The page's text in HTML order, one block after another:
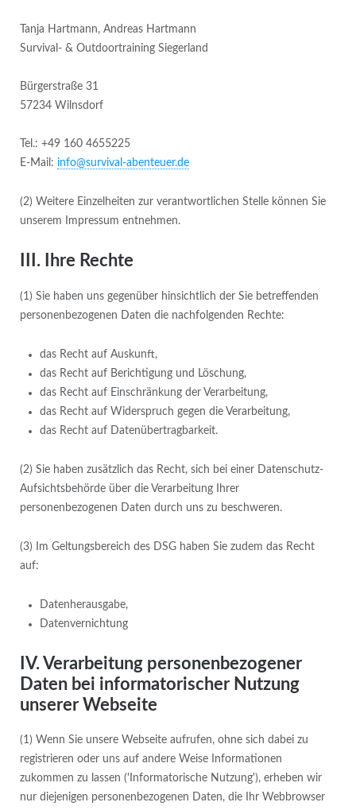
Tanja Hartmann, Andreas Hartmann
Survival- & Outdoortraining Siegerland
Bürgerstraße 31
57234 Wilnsdorf
Tel.: +49 160 4655225
E-Mail: info@survival-abenteuer.de
(2) Weitere Einzelheiten zur verantwortlichen Stelle können Sie
unserem Impressum entnehmen.
III. Ihre Rechte
(1) Sie haben uns gegenüber hinsichtlich der Sie betreffenden
personenbezogenen Daten die nachfolgenden Rechte:
das Recht auf Auskunft,
das Recht auf Berichtigung und Löschung,
das Recht auf Einschränkung der Verarbeitung,
das Recht auf Widerspruch gegen die Verarbeitung,
das Recht auf Datenübertragbarkeit.
(2) Sie haben zusätzlich das Recht, sich bei einer Datenschutz-
Aufsichtsbehörde über die Verarbeitung Ihrer
personenbezogenen Daten durch uns zu beschweren.
(3) Im Geltungsbereich des DSG haben Sie zudem das Recht
auf:
Datenherausgabe,
Datenvernichtung
IV. Verarbeitung personenbezogener
Daten bei informatorischer Nutzung
unserer Webseite
(1) Wenn Sie unsere Webseite aufrufen, ohne sich dabei zu
registrieren oder uns auf andere Weise Informationen
zukommen zu lassen ('Informatorische Nutzung'), erheben wir
nur diejenigen personenbezogenen Daten, die Ihr Webbrowser